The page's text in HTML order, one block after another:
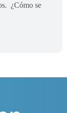
¿Cómo se